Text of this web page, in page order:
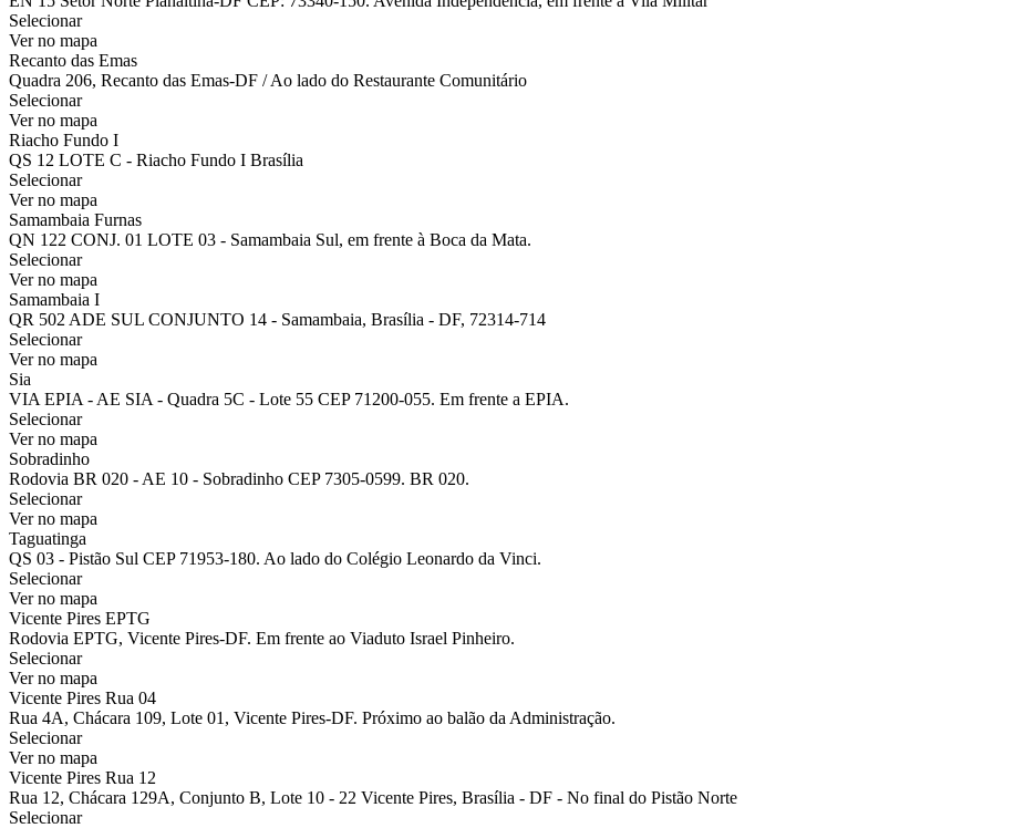
Selecionar
Ver no mapa
Recanto das Emas
Quadra 206, Recanto das Emas-DF / Ao lado do Restaurante Comunitário
Selecionar
Ver no mapa
Riacho Fundo I
QS 12 LOTE C - Riacho Fundo I Brasília
Selecionar
Ver no mapa
Samambaia Furnas
QN 122 CONJ. 01 LOTE 03 - Samambaia Sul, em frente à Boca da Mata.
Selecionar
Ver no mapa
Samambaia I
QR 502 ADE SUL CONJUNTO 14 - Samambaia, Brasília - DF, 72314-714
Selecionar
Ver no mapa
Sia
VIA EPIA - AE SIA - Quadra 5C - Lote 55 CEP 71200-055. Em frente a EPIA.
Selecionar
Ver no mapa
Sobradinho
Rodovia BR 020 - AE 10 - Sobradinho CEP 7305-0599. BR 020.
Selecionar
Ver no mapa
Taguatinga
QS 03 - Pistão Sul CEP 71953-180. Ao lado do Colégio Leonardo da Vinci.
Selecionar
Ver no mapa
Vicente Pires EPTG
Rodovia EPTG, Vicente Pires-DF. Em frente ao Viaduto Israel Pinheiro.
Selecionar
Ver no mapa
Vicente Pires Rua 04
Rua 4A, Chácara 109, Lote 01, Vicente Pires-DF. Próximo ao balão da Administração.
Selecionar
Ver no mapa
Vicente Pires Rua 12
Rua 12, Chácara 129A, Conjunto B, Lote 10 - 22 Vicente Pires, Brasília - DF - No final do Pistão Norte
Selecionar